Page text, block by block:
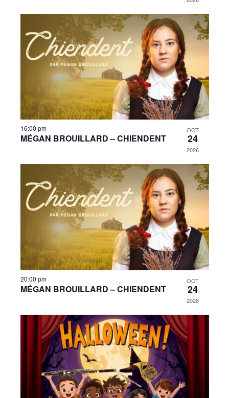
16:00 pm
MÉGAN BROUILLARD – CHIENDENT
OCT
24
2026
20:00 pm
MÉGAN BROUILLARD – CHIENDENT
OCT
24
2026